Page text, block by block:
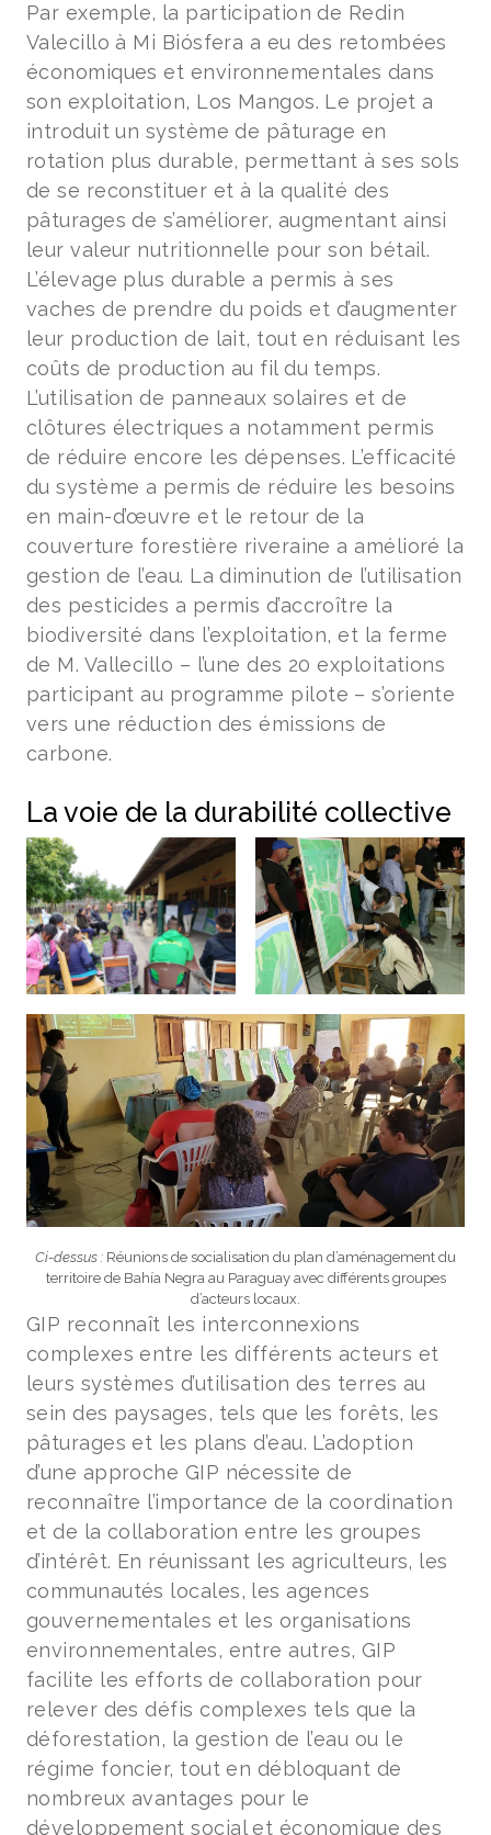
Par exemple, la participation de Redin
Valecillo à Mi Biósfera a eu des retombées
économiques et environnementales dans
son exploitation, Los Mangos. Le projet a
introduit un système de pâturage en
rotation plus durable, permettant à ses sols
de se reconstituer et à la qualité des
pâturages de s’améliorer, augmentant ainsi
leur valeur nutritionnelle pour son bétail.
L’élevage plus durable a permis à ses
vaches de prendre du poids et d’augmenter
leur production de lait, tout en réduisant les
coûts de production au fil du temps.
L’utilisation de panneaux solaires et de
clôtures électriques a notamment permis
de réduire encore les dépenses. L’efficacité
du système a permis de réduire les besoins
en main-d’œuvre et le retour de la
couverture forestière riveraine a amélioré la
gestion de l’eau. La diminution de l’utilisation
des pesticides a permis d’accroître la
biodiversité dans l’exploitation, et la ferme
de M. Vallecillo – l’une des 20 exploitations
participant au programme pilote – s’oriente
vers une réduction des émissions de
carbone.
La voie de la durabilité collective
Ci-dessus : Réunions de socialisation du plan d’aménagement du
territoire de Bahía Negra au Paraguay avec différents groupes
d’acteurs locaux.
GIP reconnaît les interconnexions
complexes entre les différents acteurs et
leurs systèmes d’utilisation des terres au
sein des paysages, tels que les forêts, les
pâturages et les plans d’eau. L’adoption
d’une approche GIP nécessite de
reconnaître l’importance de la coordination
et de la collaboration entre les groupes
d’intérêt. En réunissant les agriculteurs, les
communautés locales, les agences
gouvernementales et les organisations
environnementales, entre autres, GIP
facilite les efforts de collaboration pour
relever des défis complexes tels que la
déforestation, la gestion de l’eau ou le
régime foncier, tout en débloquant de
nombreux avantages pour le
développement social et économique des